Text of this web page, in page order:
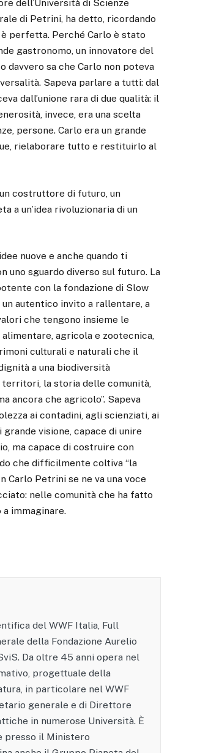
dell’Università di Scienze
di Petrini, ha detto, ricordando
è perfetta. Perché Carlo è stato
gastronomo, un innovatore del
davvero sa che Carlo non poteva
Sapeva parlare a tutti: dal
dall’unione rara di due qualità: il
invece, era una scelta
persone. Carlo era un grande
rielaborare tutto e restituirlo al
costruttore di futuro, un
a un’idea rivoluzionaria di un
nuove e anche quando ti
uno sguardo diverso sul futuro. La
con la fondazione di Slow
autentico invito a rallentare, a
che tengono insieme le
agricola e zootecnica,
culturali e naturali che il
a una biodiversità
la storia delle comunità,
ancora che agricolo”. Sapeva
ai contadini, agli scienziati, ai
visione, capace di unire
ma capace di costruire con
che difficilmente coltiva “la
Carlo Petrini se ne va una voce
nelle comunità che ha fatto
immaginare.
del WWF Italia, Full
della Fondazione Aurelio
Da oltre 45 anni opera nel
progettuale della
in particolare nel WWF
generale e di Direttore
in numerose Università. È
presso il Ministero